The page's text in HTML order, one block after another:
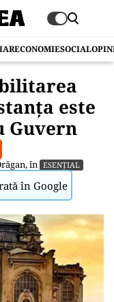
ECONOMIESOCIAL
este
, în ESENȚIAL
în Google